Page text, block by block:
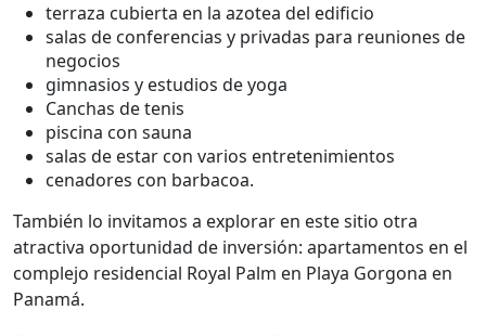
terraza cubierta en la azotea del edificio
salas de conferencias y privadas para reuniones de
negocios
gimnasios y estudios de yoga
Canchas de tenis
piscina con sauna
salas de estar con varios entretenimientos
cenadores con barbacoa.
También lo invitamos a explorar en este sitio otra
atractiva oportunidad de inversión: apartamentos en el
complejo residencial Royal Palm en Playa Gorgona en
Panamá.